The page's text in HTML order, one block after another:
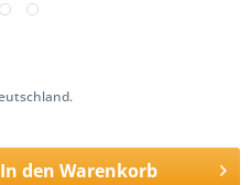
In den Warenkorb